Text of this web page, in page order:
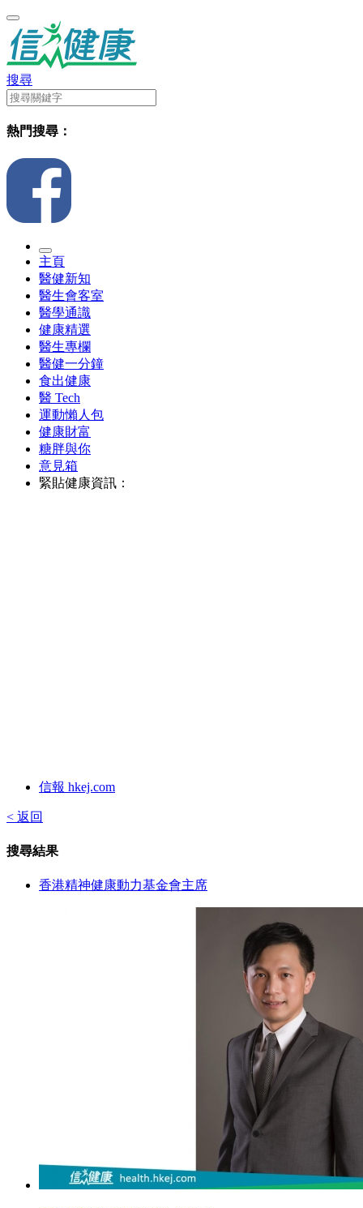
搜尋
熱門搜尋：
主頁
醫健新知
醫生會客室
醫學通識
健康精選
醫生專欄
醫健一分鐘
食出健康
醫 Tech
運動懶人包
健康財富
糖胖與你
意見箱
緊貼健康資訊：
信報 hkej.com
< 返回
搜尋結果
香港精神健康動力基金會主席